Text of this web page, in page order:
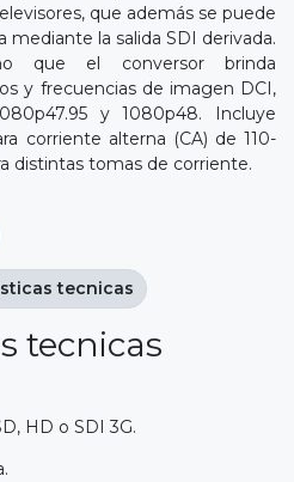
que además se puede
mediante la salida SDI derivada.
que el conversor brinda
y frecuencias de imagen DCI,
y 1080p48. Incluye
corriente alterna (CA) de 110-
distintas tomas de corriente.
tecnicas
HD o SDI 3G.
tecnicas